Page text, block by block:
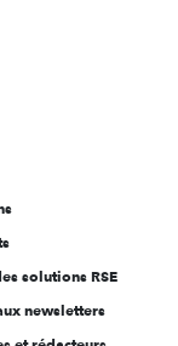
solutions RSE
newsletters